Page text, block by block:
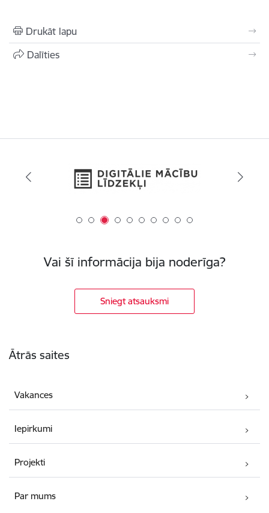
Drukāt lapu
Dalīties
Vai šī informācija bija noderīga?
Sniegt atsauksmi
Ātrās saites
Vakances
Iepirkumi
Projekti
Par mums